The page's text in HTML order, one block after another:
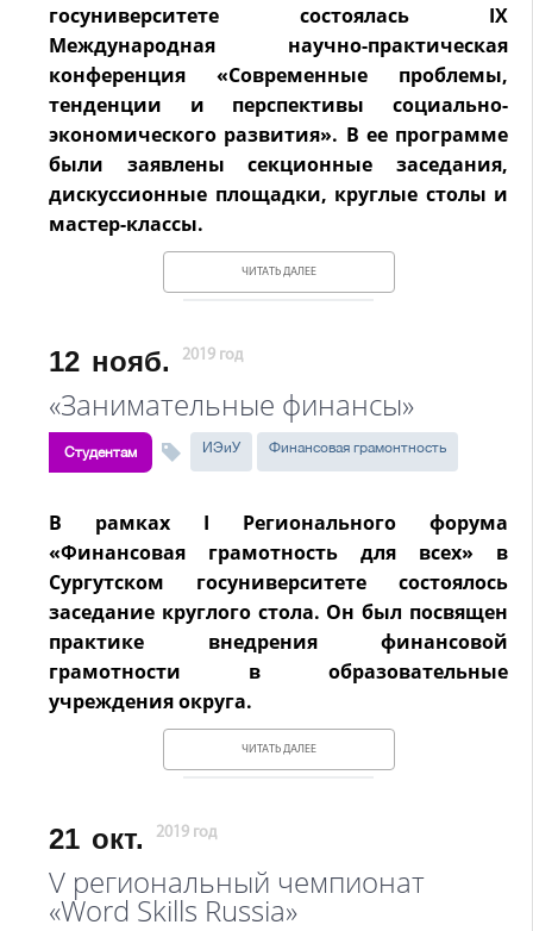
госуниверситете состоялась IХ
Международная научно-практическая
конференция «Современные проблемы,
тенденции и перспективы социально-
экономического развития». В ее программе
были заявлены секционные заседания,
дискуссионные площадки, круглые столы и
мастер-классы.
ЧИТАТЬ ДАЛЕЕ
12 нояб. 2019 год
«Занимательные финансы»
Студентам ИЭиУ Финансовая грамонтность
В рамках I Регионального форума
«Финансовая грамотность для всех» в
Сургутском госуниверситете состоялось
заседание круглого стола. Он был посвящен
практике внедрения финансовой
грамотности в образовательные
учреждения округа.
ЧИТАТЬ ДАЛЕЕ
21 окт. 2019 год
V региональный чемпионат
«Word Skills Russia»